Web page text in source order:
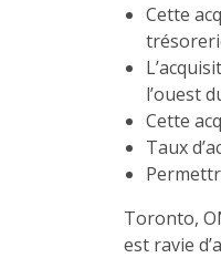
Cette
l’ouest
Cette
Taux
Toronto,
est ravie